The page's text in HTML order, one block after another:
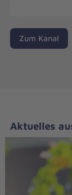
Zum Kanal
Aktuelles